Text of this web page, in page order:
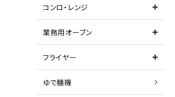
コンロ・レンジ
業務用オーブン
フライヤー
ゆで麺機